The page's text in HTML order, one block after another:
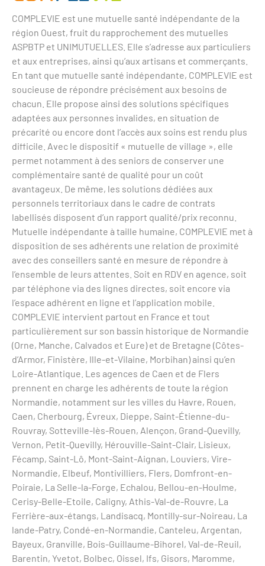
COMPLEVIE est une mutuelle santé indépendante de la
région Ouest, fruit du rapprochement des mutuelles
ASPBTP et UNIMUTUELLES. Elle s’adresse aux particuliers
et aux entreprises, ainsi qu’aux artisans et commerçants.
En tant que mutuelle santé indépendante, COMPLEVIE est
soucieuse de répondre précisément aux besoins de
chacun. Elle propose ainsi des solutions spécifiques
adaptées aux personnes invalides, en situation de
précarité ou encore dont l’accès aux soins est rendu plus
difficile. Avec le dispositif « mutuelle de village », elle
permet notamment à des seniors de conserver une
complémentaire santé de qualité pour un coût
avantageux. De même, les solutions dédiées aux
personnels territoriaux dans le cadre de contrats
labellisés disposent d’un rapport qualité/prix reconnu.
Mutuelle indépendante à taille humaine, COMPLEVIE met à
disposition de ses adhérents une relation de proximité
avec des conseillers santé en mesure de répondre à
l’ensemble de leurs attentes. Soit en RDV en agence, soit
par téléphone via des lignes directes, soit encore via
l’espace adhérent en ligne et l’application mobile.
COMPLEVIE intervient partout en France et tout
particulièrement sur son bassin historique de Normandie
(Orne, Manche, Calvados et Eure) et de Bretagne (Côtes-
d’Armor, Finistère, Ille-et-Vilaine, Morbihan) ainsi qu’en
Loire-Atlantique. Les agences de Caen et de Flers
prennent en charge les adhérents de toute la région
Normandie, notamment sur les villes du Havre, Rouen,
Caen, Cherbourg, Évreux, Dieppe, Saint-Étienne-du-
Rouvray, Sotteville-lès-Rouen, Alençon, Grand-Quevilly,
Vernon, Petit-Quevilly, Hérouville-Saint-Clair, Lisieux,
Fécamp, Saint-Lô, Mont-Saint-Aignan, Louviers, Vire-
Normandie, Elbeuf, Montivilliers, Flers, Domfront-en-
Poiraie, La Selle-la-Forge, Echalou, Bellou-en-Houlme,
Cerisy-Belle-Etoile, Caligny, Athis-Val-de-Rouvre, La
Ferrière-aux-étangs, Landisacq, Montilly-sur-Noireau, La
lande-Patry, Condé-en-Normandie, Canteleu, Argentan,
Bayeux, Granville, Bois-Guillaume-Bihorel, Val-de-Reuil,
Barentin, Yvetot, Bolbec, Oissel, Ifs, Gisors, Maromme,